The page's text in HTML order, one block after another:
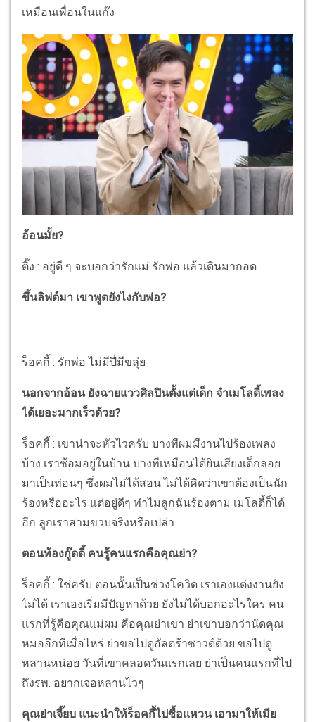
เหมือนเพื่อนในแก๊ง
อ้อนมั้ย?
ติ๊ง : อยู่ดี ๆ จะบอกว่ารักแม่ รักพ่อ แล้วเดินมากอด
ขึ้นลิฟต์มา เขาพูดยังไงกับพ่อ?
ร็อคกี้ : รักพ่อ ไม่มีปี่มีขลุ่ย
นอกจากอ้อน ยังฉายแววศิลปินตั้งแต่เด็ก จำเมโลดี้เพลง
ได้เยอะมากเร็วด้วย?
ร็อคกี้ : เขาน่าจะหัวไวครับ บางทีผมมีงานไปร้องเพลง
บ้าง เราซ้อมอยู่ในบ้าน บางทีเหมือนได้ยินเสียงเด็กลอย
มาเป็นท่อนๆ ซึ่งผมไม่ได้สอน ไม่ได้คิดว่าเขาต้องเป็นนัก
ร้องหรืออะไร แต่อยู่ดีๆ ทำไมลูกฉันร้องตาม เมโลดี้ก็ได้
อีก ลูกเราสามขวบจริงหรือเปล่า
ตอนท้องกู๊ดดี้ คนรู้คนแรกคือคุณย่า?
ร็อคกี้ : ใช่ครับ ตอนนั้นเป็นช่วงโควิด เราเองแต่งงานยัง
ไม่ได้ เราเองเริ่มมีปัญหาด้วย ยังไม่ได้บอกอะไรใคร คน
แรกที่รู้คือคุณแม่ผม คือคุณย่าเขา ย่าเขาบอกว่านัดคุณ
หมออีกทีเมื่อไหร่ ย่าขอไปดูอัลตร้าซาวด์ด้วย ขอไปดู
หลานหน่อย วันที่เขาคลอดวันแรกเลย ย่าเป็นคนแรกที่ไป
ถึงรพ. อยากเจอหลานไวๆ
คุณย่าเจี๊ยบ แนะนำให้ร็อคกี้ไปซื้อแหวน เอามาให้เมีย